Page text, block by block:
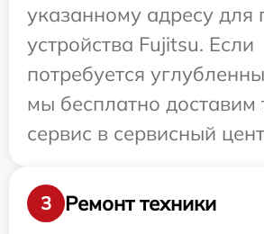
указанному адресу для
устройства Fujitsu. Если
потребуется
мы бесплатно доставим
сервис в сервисный
3
Ремонт техники